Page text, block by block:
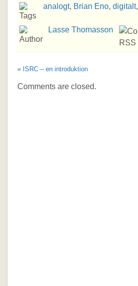
analogt, Brian Eno, digitalt,
Lasse Thomasson
« ISRC – en introduktion
Comments are closed.